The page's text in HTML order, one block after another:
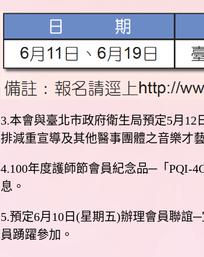
3.本會與臺北市政府衛生局預定5月
排減重宣導及其他醫事團體之音樂才
4.100年度護師節會員紀念品─「PQI-
息。
5.預定6月10日(星期五)辦理會員聯誼
員踴躍參加。